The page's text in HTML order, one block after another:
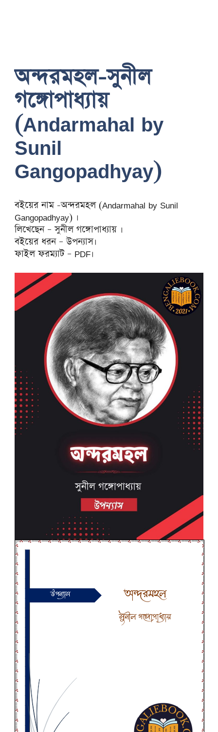
অন্দরমহল-সুনীল
গঙ্গোপাধ্যায়
(Andarmahal by
Sunil
Gangopadhyay)
বইয়ের নাম -অন্দরমহল (Andarmahal by Sunil
Gangopadhyay) ।
লিখেছেন – সুনীল গঙ্গোপাধ্যায় ।
বইয়ের ধরন – উপন্যাস।
ফাইল ফরম্যাট – PDF।